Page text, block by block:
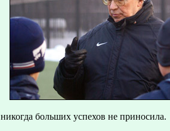
никогда больших успехов не приносила.